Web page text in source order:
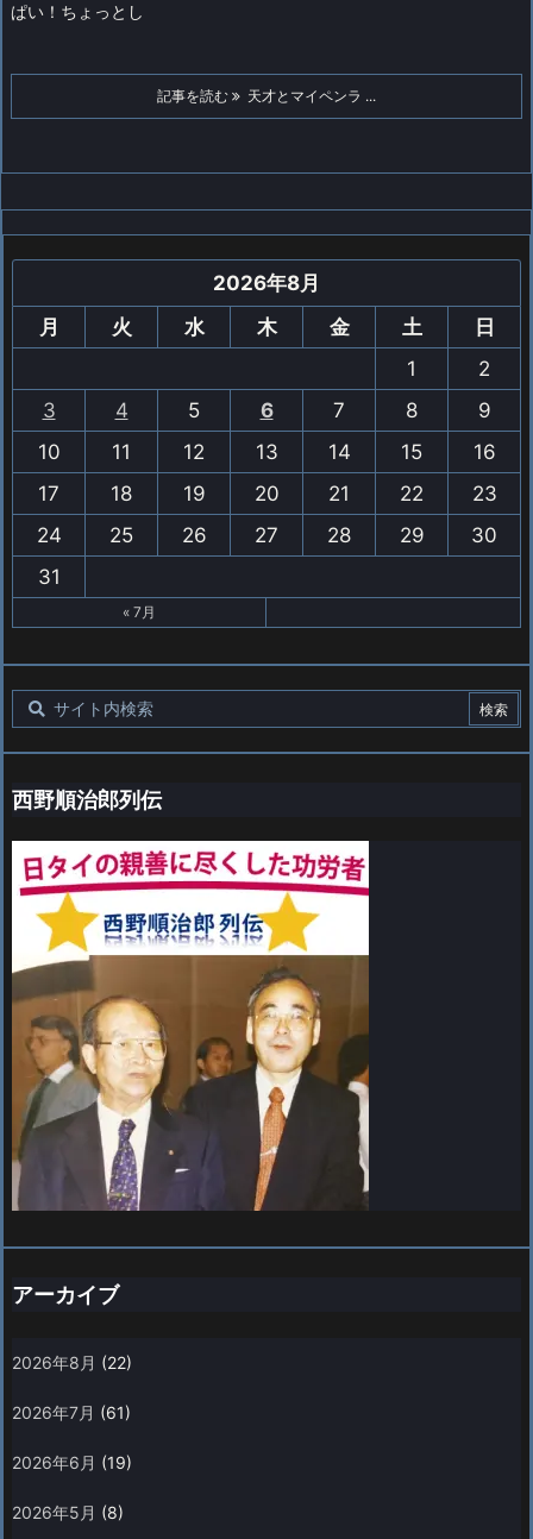
ぱい！ちょっとし
記事を読む 天才とマイペンラ ...
2026年8月
月
火 水 木 金 土
日
1
2
3
4 5 6 7 8
9
10
11 12 13 14 15
16
17
18 19 20 21 22
23
24
25 26 27 28 29
30
31
« 7月
西野順治郎列伝
アーカイブ
2026年8月 (22)
2026年7月 (61)
2026年6月 (19)
2026年5月 (8)